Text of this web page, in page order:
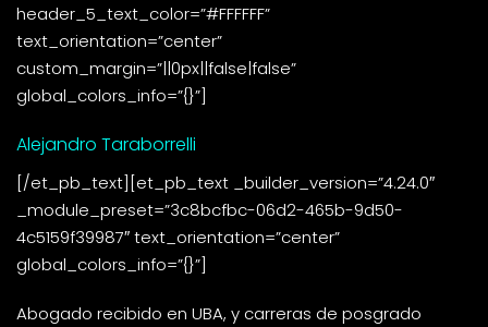
header_5_text_color=”#FFFFFF”
text_orientation=”center”
custom_margin=”||0px||false|false”
global_colors_info=”{}”]
Alejandro Taraborrelli
[/et_pb_text][et_pb_text _builder_version=”4.24.0″
_module_preset=”3c8bcfbc-06d2-465b-9d50-
4c5159f39987″ text_orientation=”center”
global_colors_info=”{}”]
Abogado recibido en UBA, y carreras de posgrado